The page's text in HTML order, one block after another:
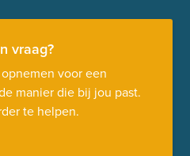
vraag?
voor een
manier die bij jou past.
te helpen.